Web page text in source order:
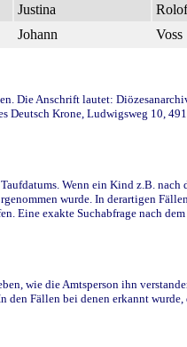
Justina
Johann Voss
Anschrift lautet:
Krone, Ludwigsweg 10,
Wenn ein Kind z.B.
wurde. In derartigen
exakte Suchabfrage nach
wie die Amtsperson ihn
Fällen bei denen erkannt